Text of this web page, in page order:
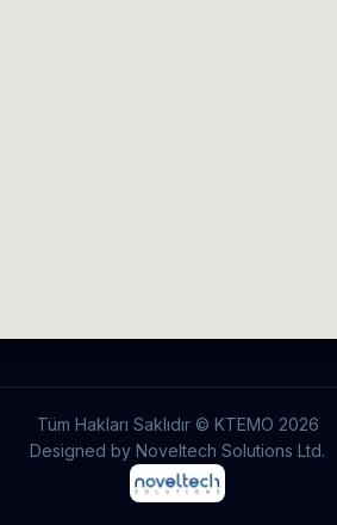
Tüm Hakları Saklıdır © KTEMO 2026
Designed by Noveltech Solutions Ltd.